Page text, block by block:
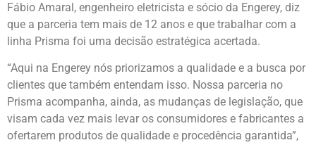
Fábio Amaral, engenheiro eletricista e sócio da Engerey, diz
que a parceria tem mais de 12 anos e que trabalhar com a
linha Prisma foi uma decisão estratégica acertada.
“Aqui na Engerey nós priorizamos a qualidade e a busca por
clientes que também entendam isso. Nossa parceria no
Prisma acompanha, ainda, as mudanças de legislação, que
visam cada vez mais levar os consumidores e fabricantes a
ofertarem produtos de qualidade e procedência garantida”,